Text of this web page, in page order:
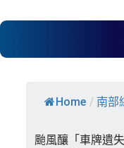
Home / 南部
颱風釀「車牌遺